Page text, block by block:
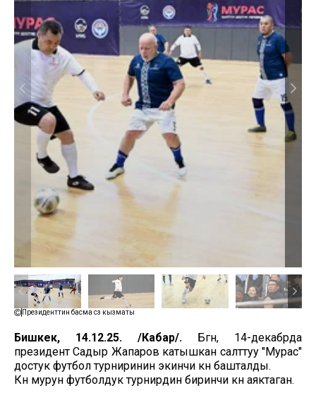
Президенттин басма сөз кызматы
Бишкек, 14.12.25. /Кабар/. Бүгүн, 14-декабрда
президент Садыр Жапаров катышкан салттуу "Мурас"
достук футбол турниринин экинчи күнү башталды.
Күн мурун футболдук турнирдин биринчи күнү аяктаган.